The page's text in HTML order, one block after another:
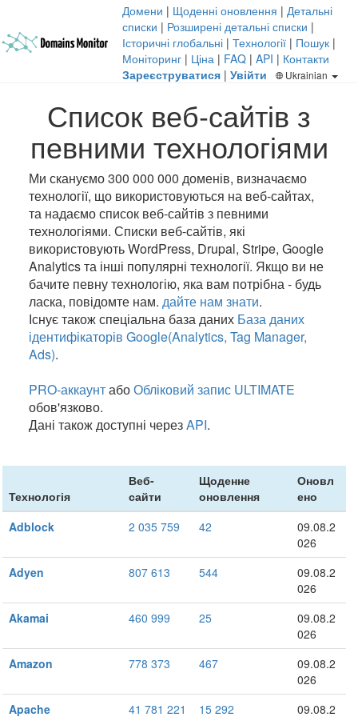
Домени | Щоденні оновлення | Детальні
списки | Розширені детальні списки |
Історичні глобальні | Технології | Пошук |
Моніторинг | Ціна | FAQ | API | Контакти
Зареєструватися | Увійти Ukrainian
Список веб-сайтів з
певними технологіями
Ми скануємо 300 000 000 доменів, визначаємо
технології, що використовуються на веб-сайтах,
та надаємо список веб-сайтів з певними
технологіями. Списки веб-сайтів, які
використовують WordPress, Drupal, Stripe, Google
Analytics та інші популярні технології. Якщо ви не
бачите певну технологію, яка вам потрібна - будь
ласка, повідомте нам. дайте нам знати.
Існує також спеціальна база даних База даних
ідентифікаторів Google(Analytics, Tag Manager,
Ads).
PRO-аккаунтабоОбліковий запис ULTIMATE
обов'язково.
Дані також доступні черезAPI.
Технологія
Веб-
сайти
Щоденне
оновлення
Оновл
ено
Adblock
2 035 759 42
09.08.2
026
Adyen
807 613 544
09.08.2
026
Akamai
460 999 25
09.08.2
026
Amazon
778 373 467
09.08.2
026
Apache
41 781 221 15 292 09.08.2